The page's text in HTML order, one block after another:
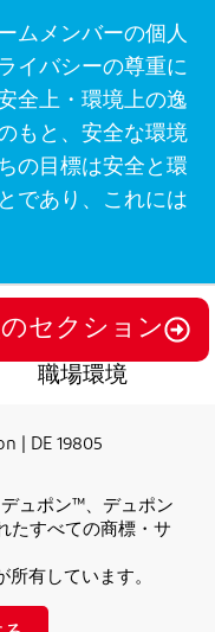
ムメンバーの個人
イバシーの尊重に
全上・環境上の逸
もと、 安全な環境
の目標は安全と環
であり、これには
セクション
職場環境
| DE 19805
ュポン™、デュポン
たすべての商標・サ
有しています。